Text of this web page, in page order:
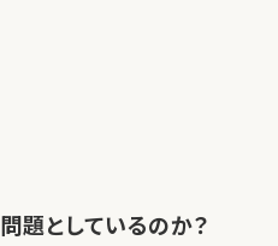
題としているのか？